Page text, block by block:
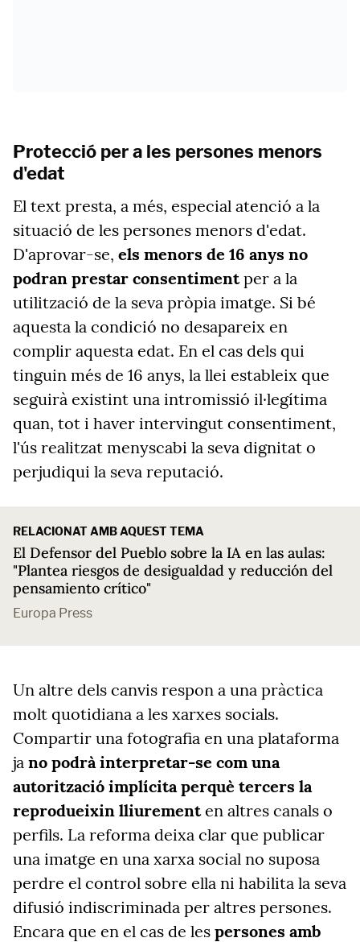
Protecció per a les persones menors
d'edat
El text presta, a més, especial atenció a la
situació de les persones menors d'edat.
D'aprovar-se, els menors de 16 anys no
podran prestar consentimentper a la
utilització de la seva pròpia imatge. Si bé
aquesta la condició no desapareix en
complir aquesta edat. En el cas dels qui
tinguin més de 16 anys, la llei estableix que
seguirà existint una intromissió il·legítima
quan, tot i haver intervingut consentiment,
l'ús realitzat menyscabi la seva dignitat o
perjudiqui la seva reputació.
RELACIONAT AMB AQUEST TEMA
El Defensor del Pueblo sobre la IA en las aulas:
"Plantea riesgos de desigualdad y reducción del
pensamiento crítico"
Europa Press
Un altre dels canvis respon a una pràctica
molt quotidiana a les xarxes socials.
Compartir una fotografia en una plataforma
ja no podrà interpretar-se com una
autorització implícita perquè tercers la
reprodueixin lliurementen altres canals o
perfils. La reforma deixa clar que publicar
una imatge en una xarxa social no suposa
perdre el control sobre ella ni habilita la seva
difusió indiscriminada per altres persones.
Encara que en el cas de les persones amb